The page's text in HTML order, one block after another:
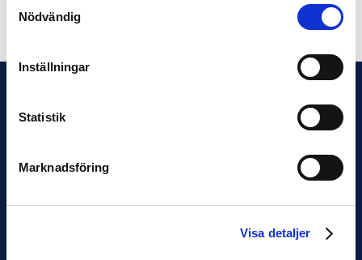
Nödvändig
Inställningar
Statistik
Marknadsföring
Visa detaljer
Dela på Facebook Dela på Twitter